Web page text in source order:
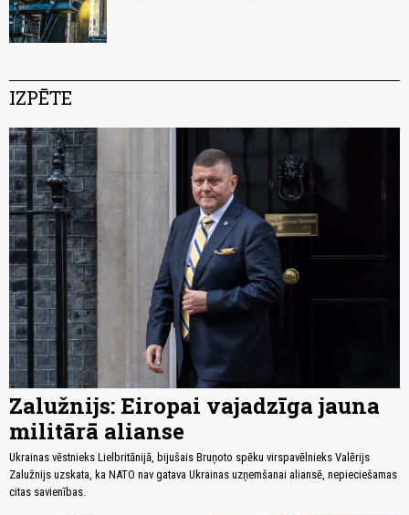
IZPĒTE
Zalužnijs: Eiropai vajadzīga jauna
militārā alianse
Ukrainas vēstnieks Lielbritānijā, bijušais Bruņoto spēku virspavēlnieks Valērijs
Zalužnijs uzskata, ka NATO nav gatava Ukrainas uzņemšanai aliansē, nepieciešamas
citas savienības.